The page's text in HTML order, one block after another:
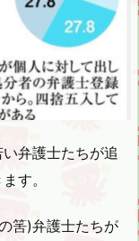
弁護士たちが追
す。
筈)弁護士たちが